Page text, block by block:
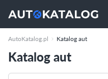
AutoKatalog.pl Katalog aut
Katalog aut